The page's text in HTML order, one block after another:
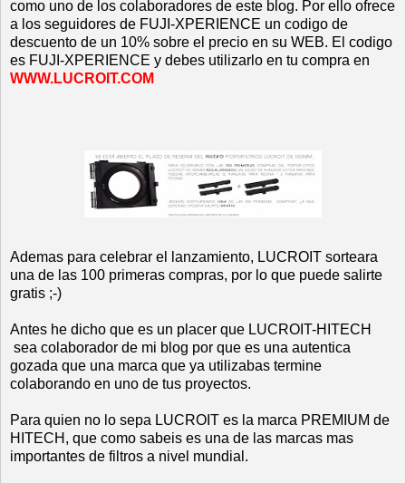
como uno de los colaboradores de este blog. Por ello ofrece
a los seguidores de FUJI-XPERIENCE un codigo de
descuento de un 10% sobre el precio en su WEB. El codigo
es FUJI-XPERIENCE y debes utilizarlo en tu compra en
WWW.LUCROIT.COM
Ademas para celebrar el lanzamiento, LUCROIT sorteara
una de las 100 primeras compras, por lo que puede salirte
gratis ;-)
Antes he dicho que es un placer que LUCROIT-HITECH
sea colaborador de mi blog por que es una autentica
gozada que una marca que ya utilizabas termine
colaborando en uno de tus proyectos.
Para quien no lo sepa LUCROIT es la marca PREMIUM de
HITECH, que como sabeis es una de las marcas mas
importantes de filtros a nivel mundial.